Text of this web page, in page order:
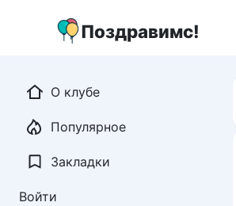
Поздравимс!
О клубе
Популярное
Закладки
Войти